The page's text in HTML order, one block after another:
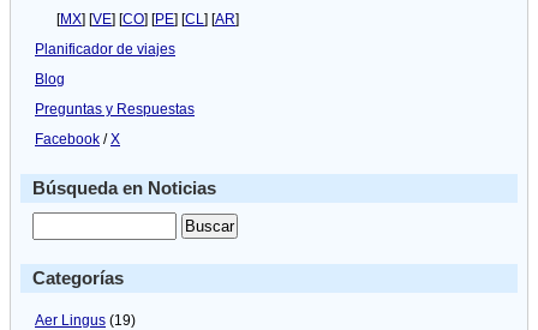
[MX] [VE] [CO] [PE] [CL] [AR]
Planificador de viajes
Blog
Preguntas y Respuestas
Facebook /X
Búsqueda en Noticias
Categorías
Aer Lingus (19)